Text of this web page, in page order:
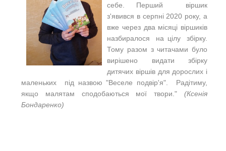
себе. Перший віршик
з'явився в серпні 2020 року, а
вже через два місяці віршиків
назбиралося на цілу збірку.
Тому разом з читачами було
вирішено видати збірку
дитячих віршів для дорослих і
маленьких під назвою "Веселе подвір'я". Радітиму,
якщо малятам сподобаються мої твори." (Ксенія
Бондаренко)